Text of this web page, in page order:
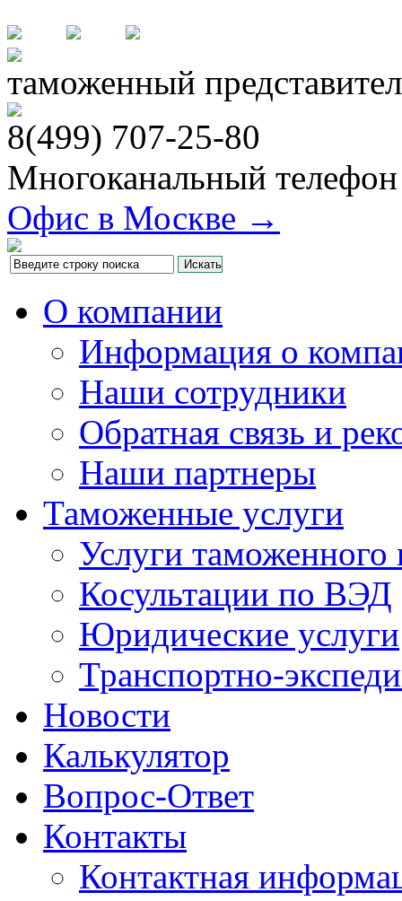
таможенный
8(499) 707-25-80
Многоканальный
Офис в Москве →
О компании
Информация о
Наши сотрудники
Обратная связь и
Наши партнеры
Таможенные услуги
Услуги таможенного
Косультации по ВЭД
Юридические услуги
Транспортно-
Новости
Калькулятор
Вопрос-Ответ
Контакты
Контактная